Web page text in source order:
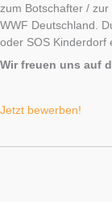
zum Botschafter /
WWF Deutschland.
oder SOS Kinderdorf
Wir freuen uns auf
Jetzt bewerben!